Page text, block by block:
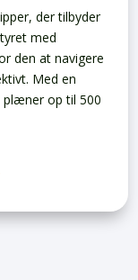
der tilbyder
med
den at navigere
Med en
plæner op til 500